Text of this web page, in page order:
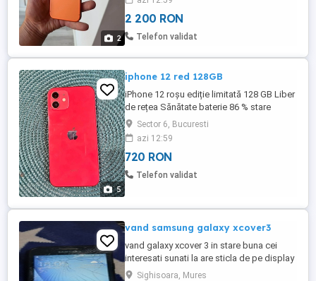
2
personală în București
2 200 RON
Telefon validat
5
iphone 12 red 128GB
iPhone 12 roșu ediție limitată 128 GB Liber
de rețea Sănătate baterie 86 % stare
PERFECTĂ atât optic cat și tehnic predare
personală in Bucuresti
Sector 6, Bucuresti
azi 12:59
720 RON
Telefon validat
vand samsung galaxy xcover3
vand galaxy xcover 3 in stare buna cei
interesati sunati la are sticla de pe display
sparta in rest totul functional la el
Sighisoara, Mures